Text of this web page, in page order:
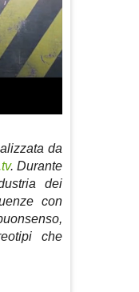
da
. Durante
dei
con
che